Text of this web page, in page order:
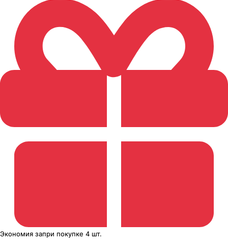
Экономия запри покупке 4 шт.